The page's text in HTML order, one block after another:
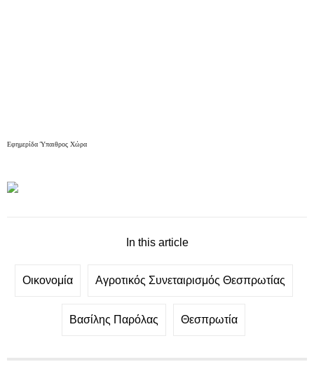
Εφημερίδα Ύπαιθρος Χώρα
In this article
Οικονομία Αγροτικός Συνεταιρισμός Θεσπρωτίας
Βασίλης Παρόλας Θεσπρωτία